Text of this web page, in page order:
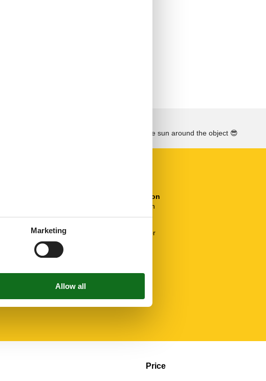
See the course of the sun around the object 😎
Region/location
Central location
Smoke detector
Price
Marketing